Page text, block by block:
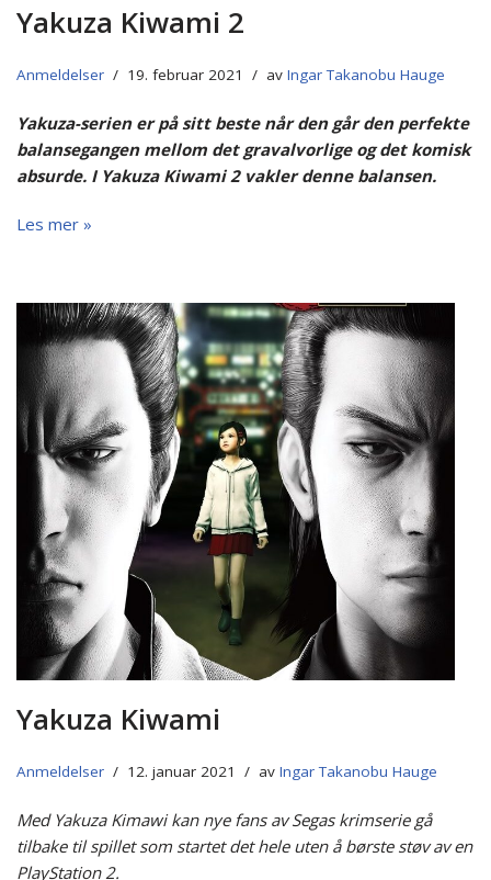
Yakuza Kiwami 2
Anmeldelser 19. februar 2021 av Ingar Takanobu Hauge
Yakuza-serien er på sitt beste når den går den perfekte
balansegangen mellom det gravalvorlige og det komisk
absurde. I Yakuza Kiwami 2 vakler denne balansen.
Les mer »
Yakuza Kiwami
Anmeldelser 12. januar 2021 av Ingar Takanobu Hauge
Med Yakuza Kimawi kan nye fans av Segas krimserie gå
tilbake til spillet som startet det hele uten å børste støv av en
PlayStation 2.